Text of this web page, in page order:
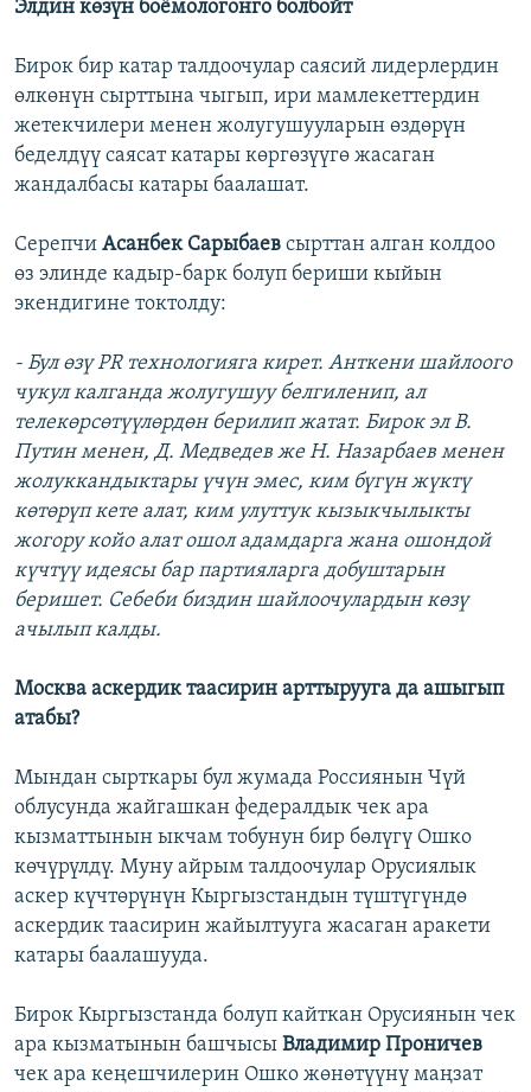
Элдин көзүн боёмологонго болбойт
Бирок бир катар талдоочулар саясий лидерлердин
өлкөнүн сырттына чыгып, ири мамлекеттердин
жетекчилери менен жолугушууларын өздөрүн
беделдүү саясат катары көргөзүүгө жасаган
жандалбасы катары баалашат.
Серепчи Асанбек Сарыбаев сырттан алган колдоо
өз элинде кадыр-барк болуп бериши кыйын
экендигине токтолду:
- Бул өзү PR технологияга кирет. Анткени шайлоого
чукул калганда жолугушуу белгиленип, ал
телекөрсөтүүлөрдөн берилип жатат. Бирок эл В.
Путин менен, Д. Медведев же Н. Назарбаев менен
жолуккандыктары үчүн эмес, ким бүгүн жүктү
көтөрүп кете алат, ким улуттук кызыкчылыкты
жогору койо алат ошол адамдарга жана ошондой
күчтүү идеясы бар партияларга добуштарын
беришет. Себеби биздин шайлоочулардын көзү
ачылып калды.
Москва аскердик таасирин арттырууга да ашыгып
атабы?
Мындан сырткары бул жумада Россиянын Чүй
облусунда жайгашкан федералдык чек ара
кызматтынын ыкчам тобунун бир бөлүгү Ошко
көчүрүлдү. Муну айрым талдоочулар Орусиялык
аскер күчтөрүнүн Кыргызстандын түштүгүндө
аскердик таасирин жайылтууга жасаган аракети
катары баалашууда.
Бирок Кыргызстанда болуп кайткан Орусиянын чек
ара кызматынын башчысы Владимир Проничев
чек ара кеңешчилерин Ошко жөнөтүүнү маңзат